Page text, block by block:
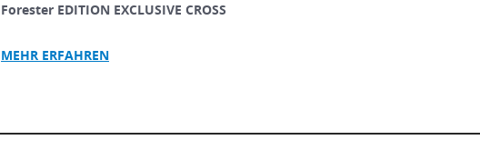
Forester EDITION EXCLUSIVE CROSS
MEHR ERFAHREN